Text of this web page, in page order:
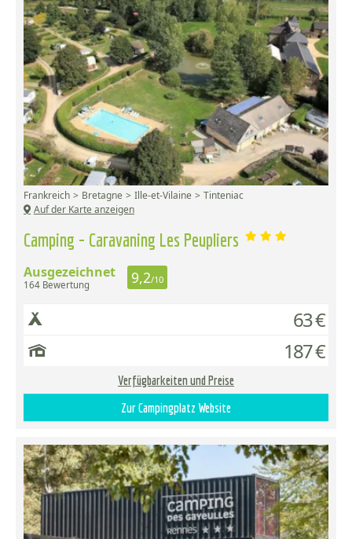
Camping - Caravaning Les Peupliers
Frankreich Bretagne Ille-et-Vilaine
Tinteniac
Auf der Karte anzeigen
Ausgezeichnet
164 Bewertung 9,2/10
63 €
187 €
Verfügbarkeiten und Preise
Zur Campingplatz Website